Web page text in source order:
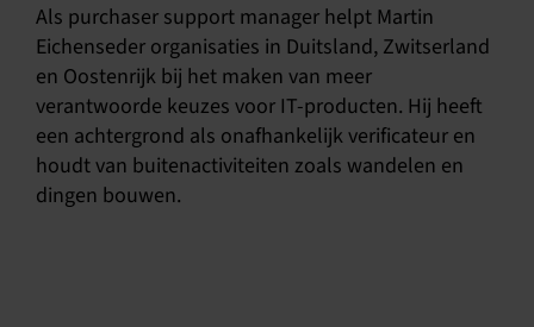
Als purchaser support manager helpt Martin
Eichenseder organisaties in Duitsland, Zwitserland
en Oostenrijk bij het maken van meer
verantwoorde keuzes voor IT-producten. Hij heeft
een achtergrond als onafhankelijk verificateur en
houdt van buitenactiviteiten zoals wandelen en
dingen bouwen.